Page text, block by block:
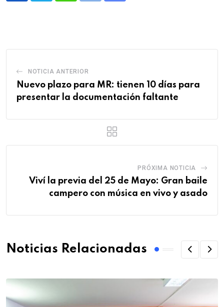
NOTICIA ANTERIOR
Nuevo plazo para MR: tienen 10 días para
presentar la documentación faltante
PRÓXIMA NOTICIA
Viví la previa del 25 de Mayo: Gran baile
campero con música en vivo y asado
Noticias Relacionadas